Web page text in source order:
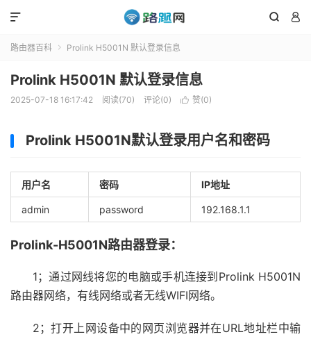
 

路由器百科  Prolink H5001N 默认登录信息
Prolink H5001N 默认登录信息
2025-07-18 16:17:42 阅读(70) 评论(0)  赞(0)
Prolink H5001N默认登录用户名和密码
用户名 密码 IP地址
admin password 192.168.1.1
Prolink-H5001N路由器登录：
1；通过网线将您的电脑或手机连接到Prolink H5001N
路由器网络，有线网络或者无线WIFI网络。
2；打开上网设备中的网页浏览器并在URL地址栏中输